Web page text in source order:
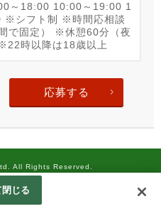
～18:00 10:00～19:00 1
※シフト制 ※時間応相談
で固定） ※休憩60分（夜
時以降は18歳以上
応募する
All Rights Reserved.
閉じる